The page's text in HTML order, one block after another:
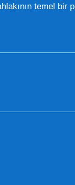
temel